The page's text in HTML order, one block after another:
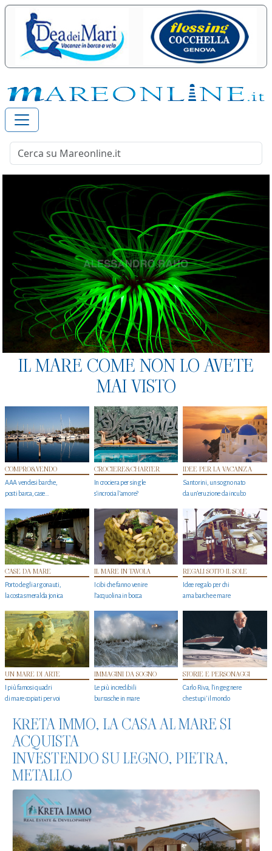
IL MARE COME NON LO AVETE
MAI VISTO
COMPRO&VENDO
AAA vendesi barche,
posti barca, case…
CROCIERE&CHARTER
In crociera per single
s'incrocia l’amore?
IDEE PER LA VACANZA
Santorini, un sogno nato
da un’eruzione da incubo
CASE DA MARE
Porto degli argonauti,
la costa smeralda jonica
IL MARE IN TAVOLA
I cibi che fanno venire
l’acquolina in bocca
REGALI SOTTO IL SOLE
Idee regalo per chi
ama barche e mare
UN MARE DI ARTE
I più famosi quadri
di mare copiati per voi
IMMAGINI DA SOGNO
Le più incredibili
burrasche in mare
STORIE E PERSONAGGI
Carlo Riva, l’ingegnere
che stupi' il mondo
KRETA IMMO, LA CASA AL MARE SI
ACQUISTA
INVESTENDO SU LEGNO, PIETRA,
METALLO